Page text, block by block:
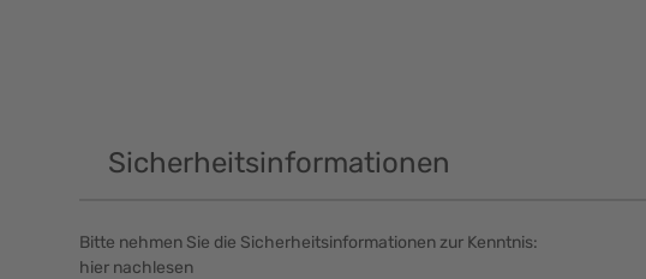
Sicherheitsinformationen
Bitte nehmen Sie die Sicherheitsinformationen zur Kenntnis:
hier nachlesen